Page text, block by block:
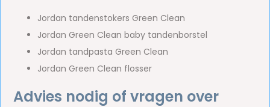
Jordan tandenstokers Green Clean
Jordan Green Clean baby tandenborstel
Jordan tandpasta Green Clean
Jordan Green Clean flosser
Advies nodig of vragen over